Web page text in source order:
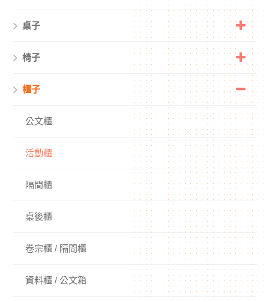
桌子
椅子
櫃子
公文櫃
活動櫃
隔間櫃
桌後櫃
卷宗櫃 / 隔間櫃
資料櫃 / 公文箱